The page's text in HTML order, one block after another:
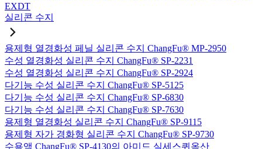
EXDT
실리콘 수지
용제형 열경화성 페닐 실리콘 수지 ChangFu® MP-2950
수성 열경화성 실리콘 수지 ChangFu® SP-2231
수성 열경화성 실리콘 수지 ChangFu® SP-2924
다기능 수성 실리콘 수지 ChangFu® SP-5125
다기능 수성 실리콘 수지 ChangFu® SP-6830
다기능 수성 실리콘 수지 ChangFu® SP-7630
용제형 열경화성 실리콘 수지 ChangFu® SP-9115
용제형 자가 경화형 실리콘 수지 ChangFu® SP-9730
수용액 ChangFu® SP-4130의 아미드 실세스퀴옥산